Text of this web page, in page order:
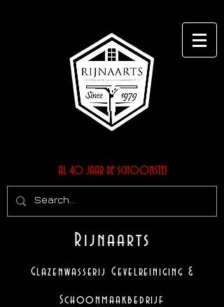
AL 40 JAAR DE SCHOONSTE!
Rijnaarts
Glazenwasserij Gevelreiniging &
Schoonmaakbedrijf